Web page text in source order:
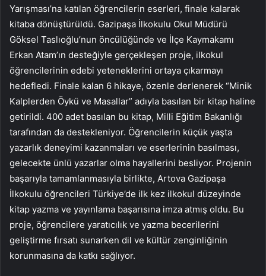
Yarışması’na katılan öğrencilerin eserleri, finale kalarak
kitaba dönüştürüldü. Gazipaşa İlkokulu Okul Müdürü
Göksel Taslıoğlu’nun öncülüğünde ve İlçe Kaymakamı
Erkan Atam’ın desteğiyle gerçekleşen proje, ilkokul
öğrencilerinin edebi yeteneklerini ortaya çıkarmayı
hedefledi. Finale kalan 6 hikaye, özenle derlenerek “Minik
Kalplerden Öykü ve Masallar” adıyla basılan bir kitap haline
getirildi. 400 adet basılan bu kitap, Milli Eğitim Bakanlığı
tarafından da destekleniyor. Öğrencilerin küçük yaşta
yazarlık deneyimi kazanmaları ve eserlerinin basılması,
gelecekte ünlü yazarlar olma hayallerini besliyor. Projenin
başarıyla tamamlanmasıyla birlikte, Artova Gazipaşa
İlkokulu öğrencileri Türkiye’de ilk kez ilkokul düzeyinde
kitap yazma ve yayınlama başarısına imza atmış oldu. Bu
proje, öğrencilere yaratıcılık ve yazma becerilerini
geliştirme fırsatı sunarken dil ve kültür zenginliğinin
korunmasına da katkı sağlıyor.